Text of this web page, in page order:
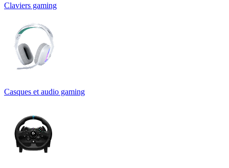
Claviers gaming
Casques et audio gaming